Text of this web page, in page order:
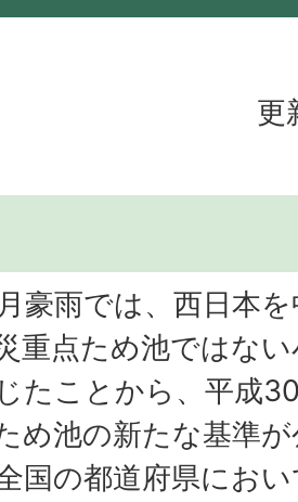
更
豪雨では、西日本
重点ため池ではな
たことから、平成
め池の新たな基準
国の都道府県にお